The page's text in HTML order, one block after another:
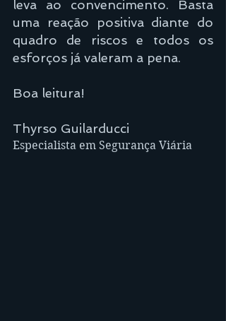
leva ao convencimento. Basta
uma reação positiva diante do
quadro de riscos e todos os
esforços já valeram a pena.
Boa leitura!
Thyrso Guilarducci
Especialista em Segurança Viária